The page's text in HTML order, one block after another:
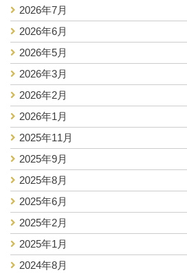
2026年7月
2026年6月
2026年5月
2026年3月
2026年2月
2026年1月
2025年11月
2025年9月
2025年8月
2025年6月
2025年2月
2025年1月
2024年8月